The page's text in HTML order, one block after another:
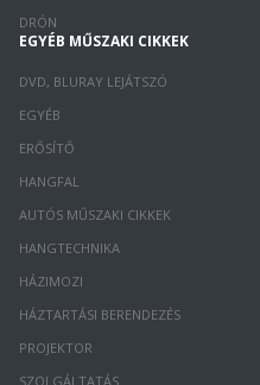
DRÓN
EGYÉB MŰSZAKI CIKKEK
DVD, BLURAY LEJÁTSZÓ
EGYÉB
ERŐSÍTŐ
HANGFAL
AUTÓS MŰSZAKI CIKKEK
HANGTECHNIKA
HÁZIMOZI
HÁZTARTÁSI BERENDEZÉS
PROJEKTOR
SZOLGÁLTATÁS